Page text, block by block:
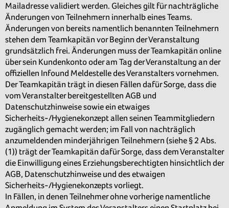
Mailadresse validiert werden. Gleiches gilt für nachträgliche
Änderungen von Teilnehmern innerhalb eines Teams.
Änderungen von bereits namentlich benannten Teilnehmern
stehen dem Teamkapitän vor Beginn der Veranstaltung
grundsätzlich frei. Änderungen muss der Teamkapitän online
über sein Kundenkonto oder am Tag der Veranstaltung an der
offiziellen Infound Meldestelle des Veranstalters vornehmen.
Der Teamkapitän trägt in diesen Fällen dafür Sorge, dass die
vom Veranstalter bereitgestellten AGB und
Datenschutzhinweise sowie ein etwaiges
Sicherheits-/Hygienekonzept allen seinen Teammitgliedern
zugänglich gemacht werden; im Fall von nachträglich
anzumeldenden minderjährigen Teilnehmern (siehe § 2 Abs.
(1)) trägt der Teamkapitän dafür Sorge, dass dem Veranstalter
die Einwilligung eines Erziehungsberechtigten hinsichtlich der
AGB, Datenschutzhinweise und des etwaigen
Sicherheits-/Hygienekonzepts vorliegt.
In Fällen, in denen Teilnehmer ohne vorherige namentliche